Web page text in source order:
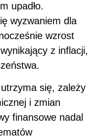
upadło.
wyzwaniem dla
wzrost
z inflacji,
się, zależy
i zmian
finansowe nadal